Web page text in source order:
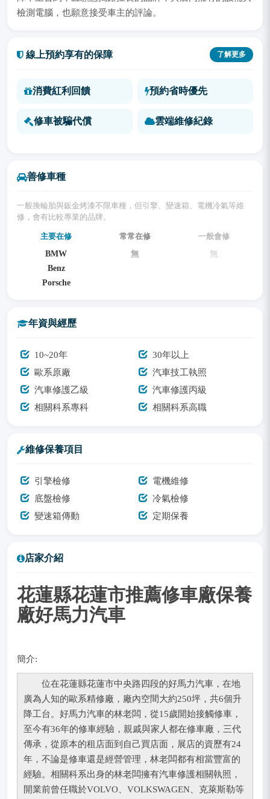
檢測電腦，也願意接受車主的評論。
線上預約享有的保障 了解更多
消費紅利回饋 預約省時優先
修車被騙代償 雲端維修紀錄
善修車種
一般換輪胎與鈑金烤漆不限車種，但引擎、變速箱、電機冷氣等維
修，會有比較專業的品牌。
主要在修
BMW
Benz
Porsche
常常在修
無
一般會修
無
年資與經歷
10~20年
30年以上
歐系原廠
汽車技工執照
汽車修護乙級
汽車修護丙級
相關科系專科
相關科系高職
維修保養項目
引擎檢修
電機維修
底盤檢修
冷氣檢修
變速箱傳動
定期保養
店家介紹
花蓮縣花蓮市推薦修車廠保養
廠好馬力汽車
簡介:
位在花蓮縣花蓮市中央路四段的好馬力汽車，在地
廣為人知的歐系精修廠，廠內空間大約250坪，共6個升
降工台。好馬力汽車的林老闆，從15歲開始接觸修車，
至今有36年的修車經驗，親戚與家人都在修車廠，三代
傳承，從原本的租店面到自己買店面，展店的資歷有24
年，不論是修車還是經營管理，林老闆都有相當豐富的
經驗。相關科系出身的林老闆擁有汽車修護相關執照，
開業前曾任職於VOLVO、VOLKSWAGEN、克萊斯勒等